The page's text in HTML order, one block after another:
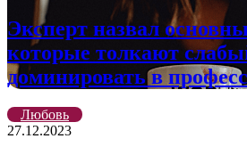
Эксперт назвал
которые толкают
доминировать в
Любовь
27.12.2023